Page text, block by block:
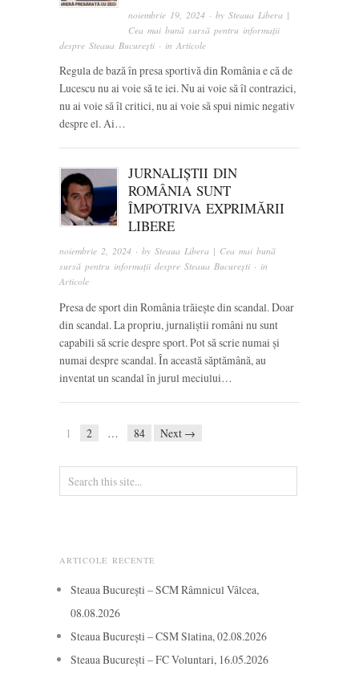
noiembrie 19, 2024 · bySteaua Libera |
Cea mai bună sursă pentru informații
despre Steaua București · in Articole
Regula de bază în presa sportivă din România e că de
Lucescu nu ai voie să te iei. Nu ai voie să îl contrazici,
nu ai voie să îl critici, nu ai voie să spui nimic negativ
despre el. Ai…
JURNALIȘTII DIN
ROMÂNIA SUNT
ÎMPOTRIVA EXPRIMĂRII
LIBERE
noiembrie 2, 2024 · by Steaua Libera | Cea mai bună
sursă pentru informații despre Steaua București · in
Articole
Presa de sport din România trăiește din scandal. Doar
din scandal. La propriu, jurnaliștii români nu sunt
capabili să scrie despre sport. Pot să scrie numai și
numai despre scandal. În această săptămână, au
inventat un scandal în jurul meciului…
1 2 … 84 Next →
ARTICOLE RECENTE
Steaua București – SCM Râmnicul Vâlcea,
08.08.2026
Steaua București – CSM Slatina, 02.08.2026
Steaua București – FC Voluntari, 16.05.2026